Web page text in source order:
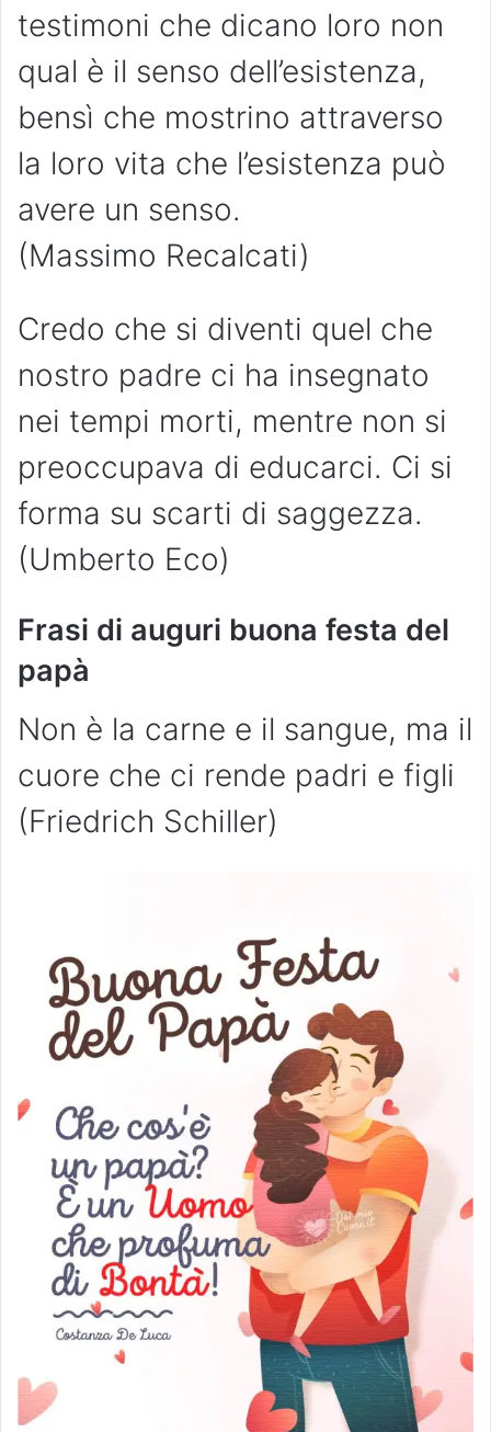
testimoni che dicano loro non
qual è il senso dell’esistenza,
bensì che mostrino attraverso
la loro vita che l’esistenza può
avere un senso.
(Massimo Recalcati)
Credo che si diventi quel che
nostro padre ci ha insegnato
nei tempi morti, mentre non si
preoccupava di educarci. Ci si
forma su scarti di saggezza.
(Umberto Eco)
Frasi di auguri buona festa del
papà
Non è la carne e il sangue, ma il
cuore che ci rende padri e figli
(Friedrich Schiller)